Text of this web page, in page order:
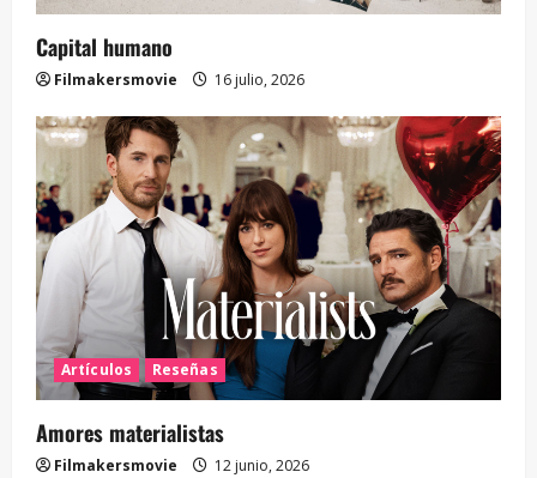
Capital humano
Filmakersmovie 16 julio, 2026
Artículos Reseñas
Amores materialistas
Filmakersmovie 12 junio, 2026